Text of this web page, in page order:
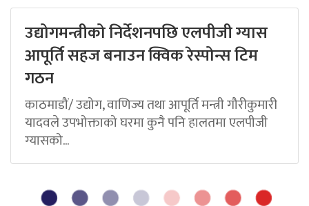
उद्योगमन्त्रीको निर्देशनपछि एलपीजी ग्यास
आपूर्ति सहज बनाउन क्विक रेस्पोन्स टिम
गठन
काठमाडौं/ उद्योग, वाणिज्य तथा आपूर्ति मन्त्री गौरीकुमारी
यादवले उपभोक्ताको घरमा कुनै पनि हालतमा एलपीजी
ग्यासको...